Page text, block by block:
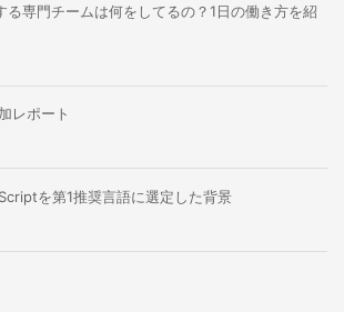
る専門チームは何をしてるの？1日の働き方を紹
レポート
を第1推奨言語に選定した背景